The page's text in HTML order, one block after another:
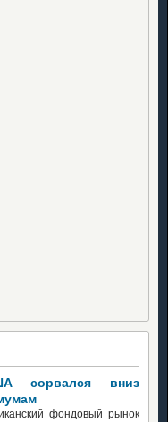
сорвался вниз
фондовый рынок